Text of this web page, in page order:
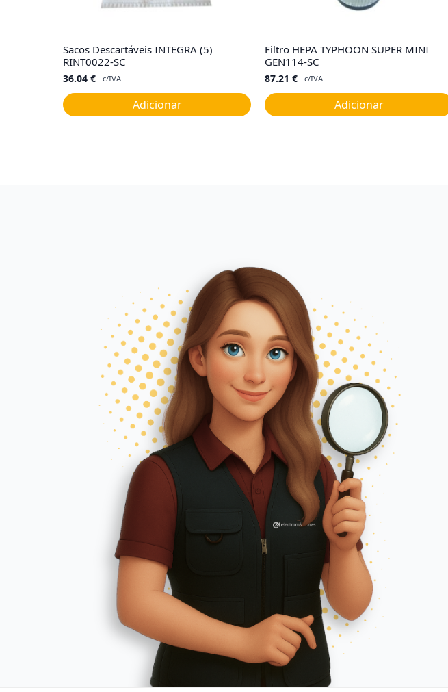
Sacos Descartáveis INTEGRA (5)
RINT0022-SC
36.04 € c/IVA
Adicionar
Filtro HEPA TYPHOON SUPER MINI
GEN114-SC
87.21 € c/IVA
Adicionar